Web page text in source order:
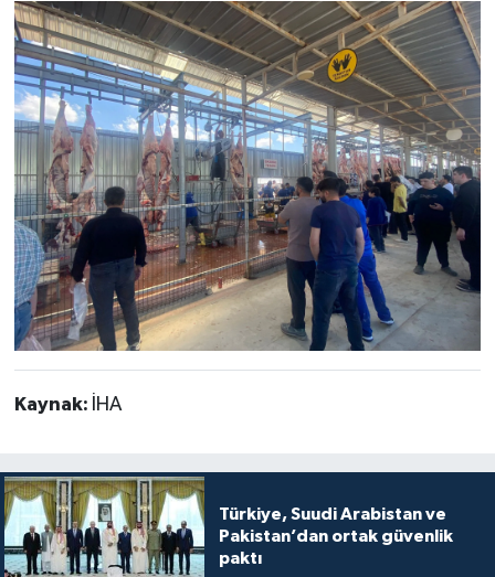
Kaynak: İHA
Türkiye, Suudi Arabistan ve
Pakistan’dan ortak güvenlik
paktı